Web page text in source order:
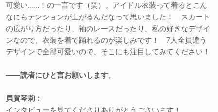
可愛い……！の一言です（笑）。アイドル衣装って着るとこん
なにもテンションが上がるんだなって思いました！ スカート
の広がり方だったり、袖のレースだったり、私の好きなデザイ
ンなので、衣装を着て踊れるのが楽しみです！ 7人全員違う
デザインで全部可愛いので、そこにも注目してみてください！
――読者にひと言お願いします。
貝賀琴莉：
インタビューを見てくださりありがとうごさいます！